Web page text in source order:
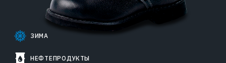
ЗИМА
НЕФТЕПРОДУКТЫ